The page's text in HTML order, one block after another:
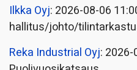
Ilkka Oyj: 2026-08-06
hallitus/johto/
Reka Industrial Oyj: